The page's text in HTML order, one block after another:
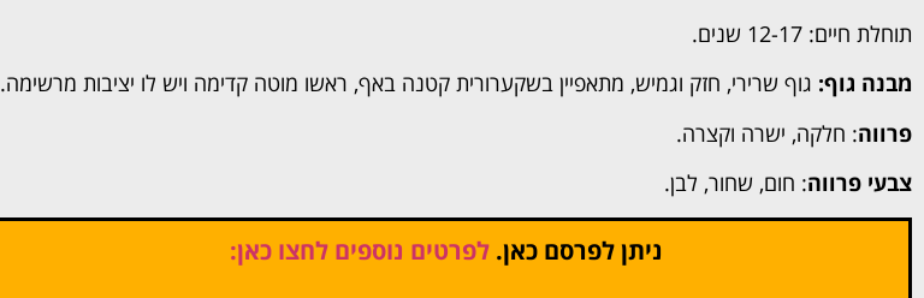
תוחלת חיים: 12-17 שנים.
מבנה גוף: גוף שרירי, חזק וגמיש, מתאפיין בשקערורית קטנה באף, ראשו מוטה קדימה ויש לו יציבות מרשימה.
פרווה: חלקה, ישרה וקצרה.
צבעי פרווה: חום, שחור, לבן.
ניתן לפרסם כאן. לפרטים נוספים לחצו כאן: